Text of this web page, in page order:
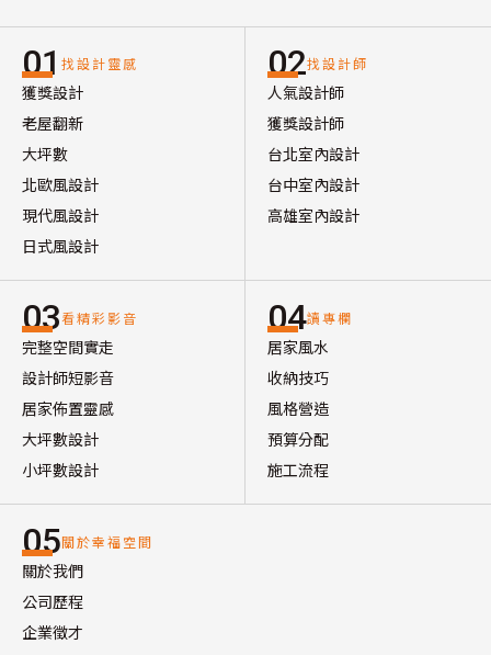
01 找設計靈感
獲獎設計
老屋翻新
大坪數
北歐風設計
現代風設計
日式風設計
02找設計師
人氣設計師
獲獎設計師
台北室內設計
台中室內設計
高雄室內設計
03看精彩影音
完整空間實走
設計師短影音
居家佈置靈感
大坪數設計
小坪數設計
04讀專欄
居家風水
收納技巧
風格營造
預算分配
施工流程
05關於幸福空間
關於我們
公司歷程
企業徵才